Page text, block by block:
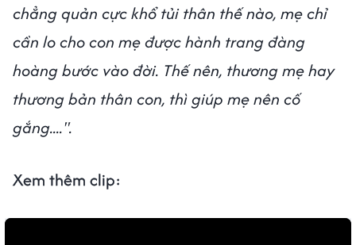
chẳng quản cực khổ tủi thân thế nào, mẹ chỉ
cần lo cho con mẹ được hành trang đàng
hoàng bước vào đời. Thế nên, thương mẹ hay
thương bản thân con, thì giúp mẹ nên cố
gắng....".
Xem thêm clip: